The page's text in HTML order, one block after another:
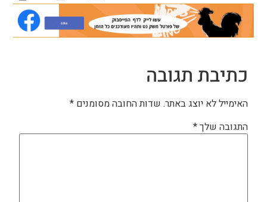
כתיבת תגובה
האימייל לא יוצג באתר. שדות החובה מסומנים *
התגובה שלך*